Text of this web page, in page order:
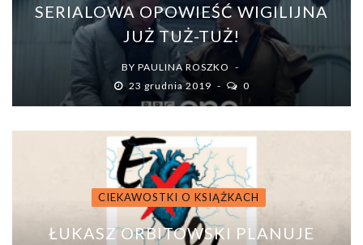
SERIALOWA OPOWIEŚĆ WIGILIJNA
JUŻ TUŻ-TUŻ!
BY PAULINA ROSZKO
23 grudnia 2019
0
CIEKAWOSTKI O KSIĄŻKACH
ŁUKASZ ORBITOWSKI PLANUJE